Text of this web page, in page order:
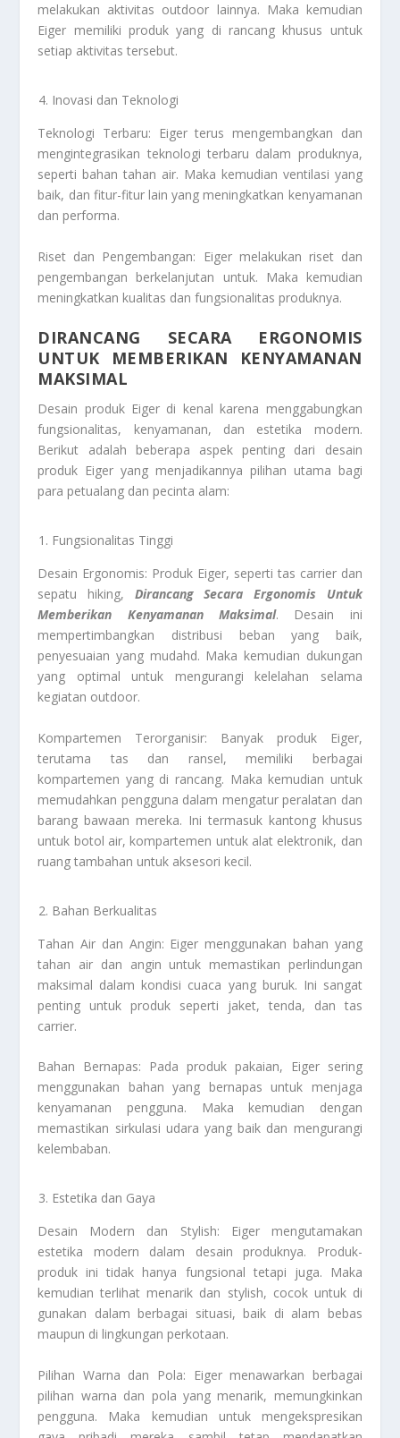
melakukan aktivitas outdoor lainnya. Maka kemudian
Eiger memiliki produk yang di rancang khusus untuk
setiap aktivitas tersebut.
Inovasi dan Teknologi
Teknologi Terbaru: Eiger terus mengembangkan dan
mengintegrasikan teknologi terbaru dalam produknya,
seperti bahan tahan air. Maka kemudian ventilasi yang
baik, dan fitur-fitur lain yang meningkatkan kenyamanan
dan performa.
Riset dan Pengembangan: Eiger melakukan riset dan
pengembangan berkelanjutan untuk. Maka kemudian
meningkatkan kualitas dan fungsionalitas produknya.
DIRANCANG SECARA ERGONOMIS
UNTUK MEMBERIKAN KENYAMANAN
MAKSIMAL
Desain produk Eiger di kenal karena menggabungkan
fungsionalitas, kenyamanan, dan estetika modern.
Berikut adalah beberapa aspek penting dari desain
produk Eiger yang menjadikannya pilihan utama bagi
para petualang dan pecinta alam:
Fungsionalitas Tinggi
Desain Ergonomis: Produk Eiger, seperti tas carrier dan
sepatu hiking, Dirancang Secara Ergonomis Untuk
Memberikan Kenyamanan Maksimal. Desain ini
mempertimbangkan distribusi beban yang baik,
penyesuaian yang mudahd. Maka kemudian dukungan
yang optimal untuk mengurangi kelelahan selama
kegiatan outdoor.
Kompartemen Terorganisir: Banyak produk Eiger,
terutama tas dan ransel, memiliki berbagai
kompartemen yang di rancang. Maka kemudian untuk
memudahkan pengguna dalam mengatur peralatan dan
barang bawaan mereka. Ini termasuk kantong khusus
untuk botol air, kompartemen untuk alat elektronik, dan
ruang tambahan untuk aksesori kecil.
Bahan Berkualitas
Tahan Air dan Angin: Eiger menggunakan bahan yang
tahan air dan angin untuk memastikan perlindungan
maksimal dalam kondisi cuaca yang buruk. Ini sangat
penting untuk produk seperti jaket, tenda, dan tas
carrier.
Bahan Bernapas: Pada produk pakaian, Eiger sering
menggunakan bahan yang bernapas untuk menjaga
kenyamanan pengguna. Maka kemudian dengan
memastikan sirkulasi udara yang baik dan mengurangi
kelembaban.
Estetika dan Gaya
Desain Modern dan Stylish: Eiger mengutamakan
estetika modern dalam desain produknya. Produk-
produk ini tidak hanya fungsional tetapi juga. Maka
kemudian terlihat menarik dan stylish, cocok untuk di
gunakan dalam berbagai situasi, baik di alam bebas
maupun di lingkungan perkotaan.
Pilihan Warna dan Pola: Eiger menawarkan berbagai
pilihan warna dan pola yang menarik, memungkinkan
pengguna. Maka kemudian untuk mengekspresikan